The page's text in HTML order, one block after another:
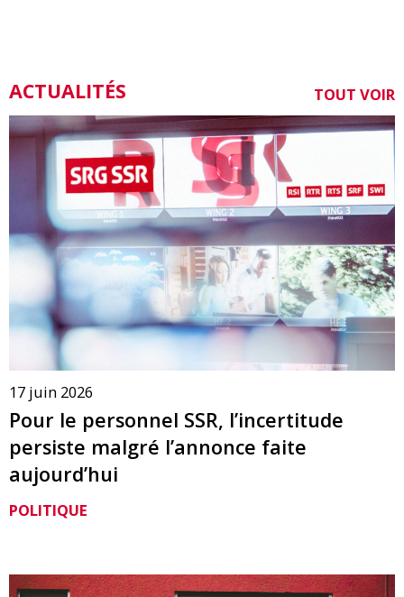
ACTUALITÉS TOUT VOIR
17 juin 2026
Pour le personnel SSR, l’incertitude
persiste malgré l’annonce faite
aujourd’hui
POLITIQUE